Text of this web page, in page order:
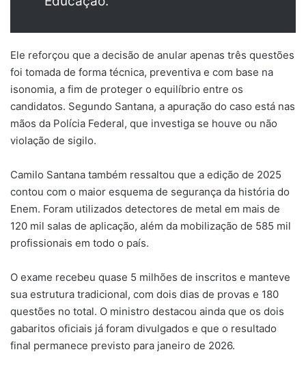
Ele reforçou que a decisão de anular apenas três questões
foi tomada de forma técnica, preventiva e com base na
isonomia, a fim de proteger o equilíbrio entre os
candidatos. Segundo Santana, a apuração do caso está nas
mãos da Polícia Federal, que investiga se houve ou não
violação de sigilo.
Camilo Santana também ressaltou que a edição de 2025
contou com o maior esquema de segurança da história do
Enem. Foram utilizados detectores de metal em mais de
120 mil salas de aplicação, além da mobilização de 585 mil
profissionais em todo o país.
O exame recebeu quase 5 milhões de inscritos e manteve
sua estrutura tradicional, com dois dias de provas e 180
questões no total. O ministro destacou ainda que os dois
gabaritos oficiais já foram divulgados e que o resultado
final permanece previsto para janeiro de 2026.